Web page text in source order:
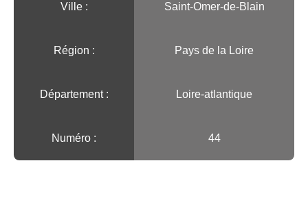
Ville :️ Saint-Omer-de-Blain
Région :️ Pays de la Loire
Département : Loire-atlantique
Numéro : 44